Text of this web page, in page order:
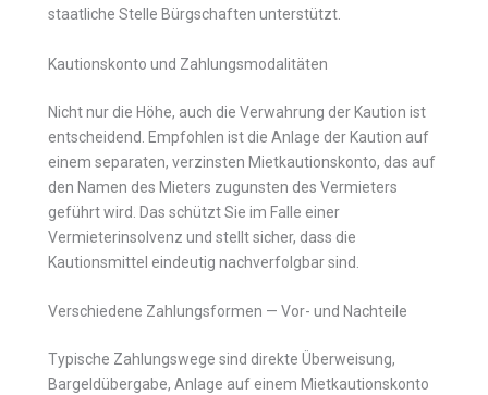
staatliche Stelle Bürgschaften unterstützt.
Kautionskonto und Zahlungsmodalitäten
Nicht nur die Höhe, auch die Verwahrung der Kaution ist
entscheidend. Empfohlen ist die Anlage der Kaution auf
einem separaten, verzinsten Mietkautionskonto, das auf
den Namen des Mieters zugunsten des Vermieters
geführt wird. Das schützt Sie im Falle einer
Vermieterinsolvenz und stellt sicher, dass die
Kautionsmittel eindeutig nachverfolgbar sind.
Verschiedene Zahlungsformen — Vor- und Nachteile
Typische Zahlungswege sind direkte Überweisung,
Bargeldübergabe, Anlage auf einem Mietkautionskonto